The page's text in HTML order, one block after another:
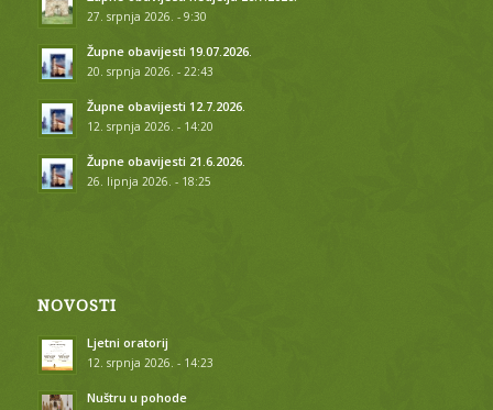
27. srpnja 2026. - 9:30
Župne obavijesti 19.07.2026.
20. srpnja 2026. - 22:43
Župne obavijesti 12.7.2026.
12. srpnja 2026. - 14:20
Župne obavijesti 21.6.2026.
26. lipnja 2026. - 18:25
NOVOSTI
Ljetni oratorij
12. srpnja 2026. - 14:23
Nuštru u pohode